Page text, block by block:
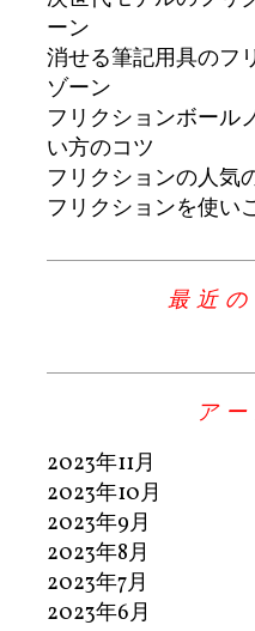
ーン
消せる筆記用具のフ
ゾーン
フリクションボール
い方のコツ
フリクションの人気
フリクションを使い
最近
ア
2023年11月
2023年10月
2023年9月
2023年8月
2023年7月
2023年6月